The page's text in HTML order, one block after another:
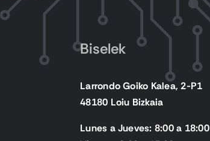
Biselek
Larrondo Goiko Kalea, 2-P1
48180 Loiu Bizkaia
Lunes a Jueves: 8:00 a 18:00